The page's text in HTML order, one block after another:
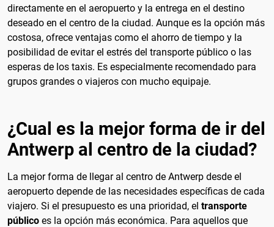
directamente en el aeropuerto y la entrega en el destino
deseado en el centro de la ciudad. Aunque es la opción más
costosa, ofrece ventajas como el ahorro de tiempo y la
posibilidad de evitar el estrés del transporte público o las
esperas de los taxis. Es especialmente recomendado para
grupos grandes o viajeros con mucho equipaje.
¿Cual es la mejor forma de ir del
Antwerp al centro de la ciudad?
La mejor forma de llegar al centro de Antwerp desde el
aeropuerto depende de las necesidades específicas de cada
viajero. Si el presupuesto es una prioridad, el transporte
público es la opción más económica. Para aquellos que